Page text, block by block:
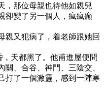
，那位母親也待他如親兒
卻變了另一個人，瘋瘋癲
親又犯病了，着老師跟她回
天都黑了。他甫進屋便問
、合谷、神門、三陰交、
打了一個激靈，感到一陣寒